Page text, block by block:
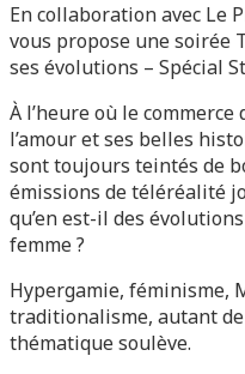
En collaboration avec Le
vous propose une soirée
ses évolutions – Spécial
À l’heure où le
l’amour et ses belles
sont toujours teintés de
émissions de téléréalité
qu’en est-il des
femme ?
Hypergamie, féminisme,
traditionalisme, autant
thématique soulève.